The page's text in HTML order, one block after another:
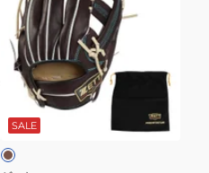
Hselection
SIGNA
AXI
1AJGH31423
8049
手
用
グ
ー
ズ)
硬
ー
ブ
グ
SALE